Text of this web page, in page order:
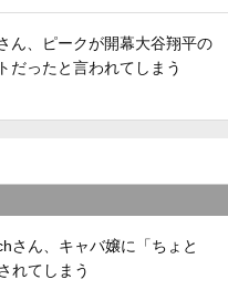
ん、ピークが開幕大谷翔平の
だったと言われてしまう
さん、キャバ嬢に「ちょと
れてしまう